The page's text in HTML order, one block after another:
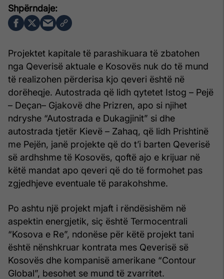
Projektet kapitale të parashikuara të zbatohen
nga Qeverisë aktuale e Kosovës nuk do të mund
të realizohen përderisa kjo qeveri është në
dorëheqje. Autostrada që lidh qytetet Istog – Pejë
– Deçan– Gjakovë dhe Prizren, apo si njihet
ndryshe “Autostrada e Dukagjinit” si dhe
autostrada tjetër Kievë – Zahaq, që lidh Prishtinë
me Pejën, janë projekte që do t’i barten Qeverisë
së ardhshme të Kosovës, qoftë ajo e krijuar në
këtë mandat apo qeveri që do të formohet pas
zgjedhjeve eventuale të parakohshme.
Po ashtu një projekt mjaft i rëndësishëm në
aspektin energjetik, siç është Termocentrali
“Kosova e Re”, ndonëse për këtë projekt tani
është nënshkruar kontrata mes Qeverisë së
Kosovës dhe kompanisë amerikane “Contour
Global”, besohet se mund të zvarritet.